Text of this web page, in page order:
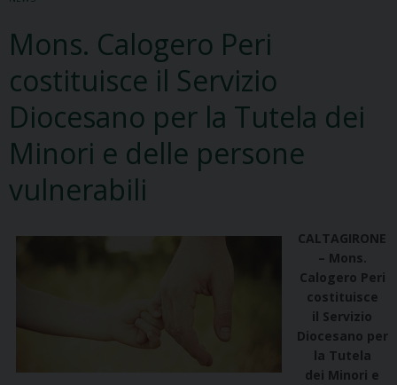
Mons. Calogero Peri
costituisce il Servizio
Diocesano per la Tutela dei
Minori e delle persone
vulnerabili
CALTAGIRONE
– Mons.
Calogero Peri
costituisce
il Servizio
Diocesano per
la Tutela
dei Minori e